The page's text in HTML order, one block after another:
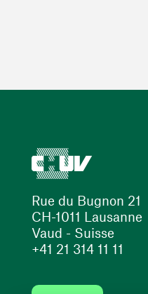
Rue du Bugnon 21
CH-1011 Lausanne
Vaud - Suisse
+41 21 314 11 11